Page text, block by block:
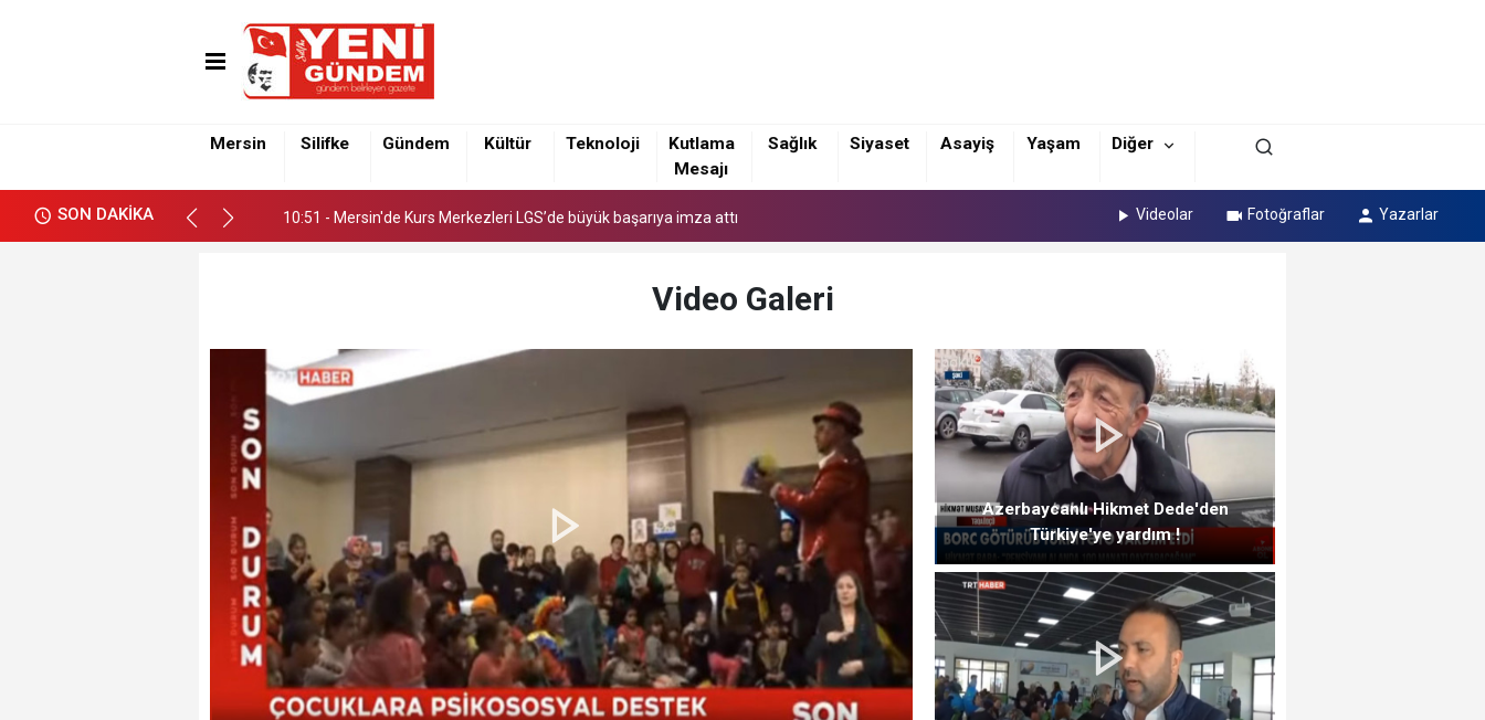
Mersin Silifke Gündem Kültür Teknoloji
Kutlama
Mesajı
Sağlık Siyaset Asayiş Yaşam Diğer
SON DAKİKA
10:51 - Mersin'de Kurs Merkezleri LGS’de büyük başarıya imza attı
10:51 - Mersin'de Kurs Merkezleri LGS’de büyük başarıya imza attı Videolar Fotoğraflar Yazarlar
Video Galeri
Azerbaycanlı Hikmet Dede'den
Türkiye'ye yardım !